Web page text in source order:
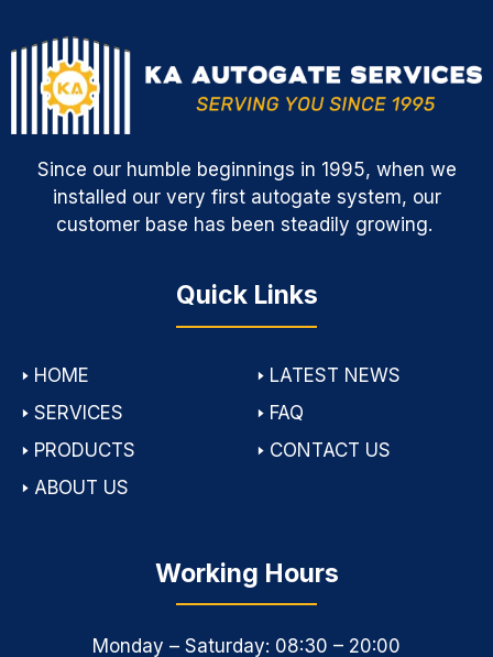
Since our humble beginnings in 1995, when we
installed our very first autogate system, our
customer base has been steadily growing.
Quick Links
🢒 HOME
🢒 SERVICES
🢒 PRODUCTS
🢒 ABOUT US
🢒 LATEST NEWS
🢒 FAQ
🢒 CONTACT US
Working Hours
Monday – Saturday: 08:30 – 20:00